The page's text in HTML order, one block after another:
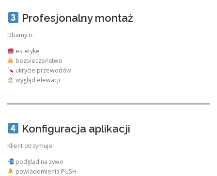
Profesjonalny montaż
Dbamy o:
estetykę
bezpieczeństwo
ukrycie przewodów
wygląd elewacji
Konfiguracja aplikacji
Klient otrzymuje:
podgląd na żywo
powiadomienia PUSH